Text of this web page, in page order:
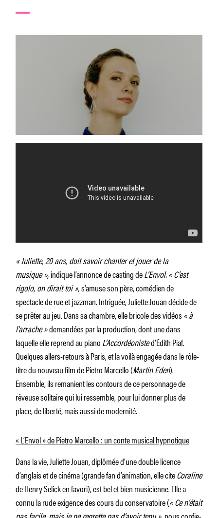
« Juliette, 20 ans, doit savoir chanter et jouer de la
musique »,indique l’annonce de casting deL’Envol.« C’est
rigolo, on dirait toi »,s’amuse son père, comédien de
spectacle de rue et jazzman. Intriguée, Juliette Jouan décide de
se prêter au jeu. Dans sa chambre, elle bricole des vidéos« à
l’arrache »demandées par la production, dont une dans
laquelle elle reprend au pianoL’Accordéonisted’Édith Piaf.
Quelques allers-retours à Paris, et la voilà engagée dans le rôle-
titre du nouveau film de Pietro Marcello (Martin Eden).
Ensemble, ils remanient les contours de ce personnage de
rêveuse solitaire qui lui ressemble, pour lui donner plus de
place, de liberté, mais aussi de modernité.
« L’Envol » de Pietro Marcello : un conte musical hypnotique
Dans la vie, Juliette Jouan, diplômée d’une double licence
d’anglais et de cinéma (grande fan d’animation, elle citeCoraline
de Henry Selick en favori), est bel et bien musicienne. Elle a
connu la rude exigence des cours du conservatoire (« Ce n’était
pas facile, mais je ne regrette pas d’avoir tenu », nous confie-